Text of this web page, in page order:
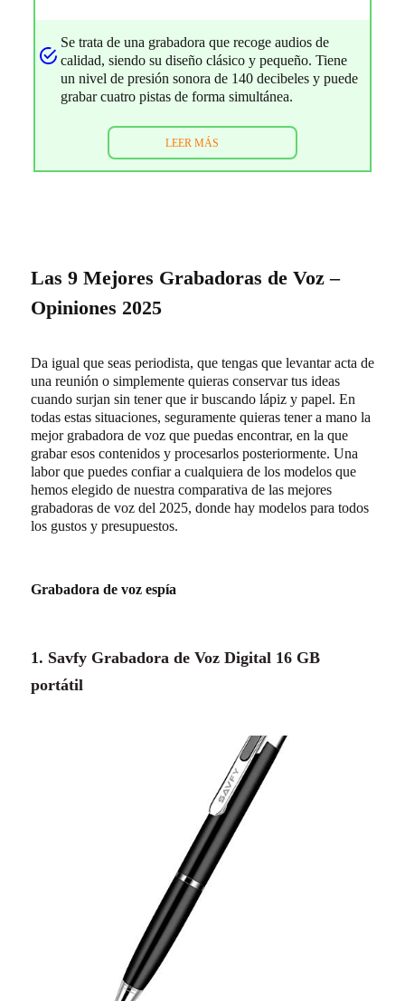
Se trata de una grabadora que recoge audios de
calidad, siendo su diseño clásico y pequeño. Tiene
un nivel de presión sonora de 140 decibeles y puede
grabar cuatro pistas de forma simultánea.
LEER MÁS
Las 9 Mejores Grabadoras de Voz –
Opiniones 2025
Da igual que seas periodista, que tengas que levantar acta de
una reunión o simplemente quieras conservar tus ideas
cuando surjan sin tener que ir buscando lápiz y papel. En
todas estas situaciones, seguramente quieras tener a mano la
mejor grabadora de voz que puedas encontrar, en la que
grabar esos contenidos y procesarlos posteriormente. Una
labor que puedes confiar a cualquiera de los modelos que
hemos elegido de nuestra comparativa de las mejores
grabadoras de voz del 2025, donde hay modelos para todos
los gustos y presupuestos.
Grabadora de voz espía
1. Savfy Grabadora de Voz Digital 16 GB
portátil